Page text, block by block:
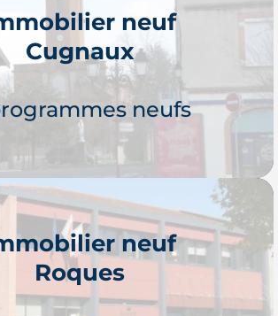
neuf
Cugnaux
neufs
Je découvre
neuf
Roques